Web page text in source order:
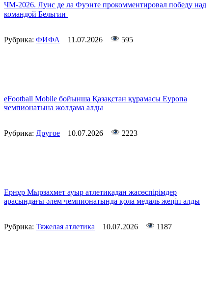
ЧМ-2026. Луис де ла Фуэнте прокомментировал победу над
командой Бельгии
Рубрика: ФИФА 11.07.2026 595
eFootball Mobile бойынша Қазақстан құрамасы Еуропа
чемпионатына жолдама алды
Рубрика: Другое 10.07.2026 2223
Ернұр Мырзахмет ауыр атлетикадан жасөспірімдер
арасындағы әлем чемпионатында қола медаль жеңіп алды
Рубрика: Тяжелая атлетика 10.07.2026 1187